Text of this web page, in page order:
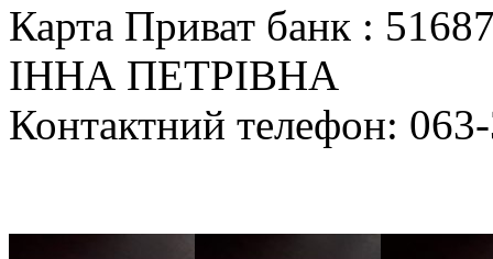
Карта Приват банк :
ІННА ПЕТРІВНА
Контактний телефон: